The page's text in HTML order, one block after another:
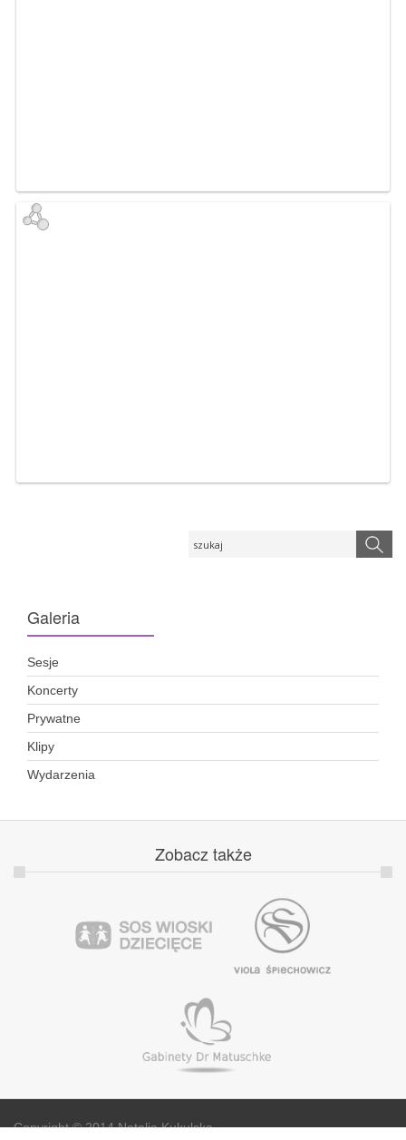
Galeria
Sesje
Koncerty
Prywatne
Klipy
Wydarzenia
Zobacz także
Copyright © 2014 Natalia Kukulska